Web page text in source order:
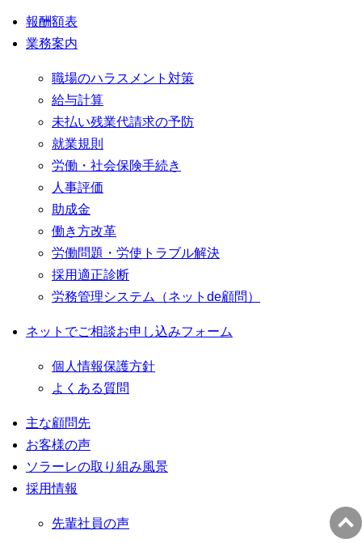
報酬額表
業務案内
職場のハラスメント対策
給与計算
未払い残業代請求の予防
就業規則
労働・社会保険手続き
人事評価
助成金
働き方改革
労働問題・労使トラブル解決
採用適正診断
労務管理システム（ネットde顧問）
ネットでご相談お申し込みフォーム
個人情報保護方針
よくある質問
主な顧問先
お客様の声
ソラーレの取り組み風景
採用情報
先輩社員の声